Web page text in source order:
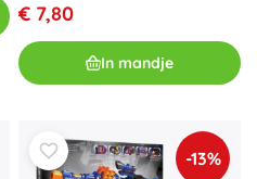
€ 7,80
In mandje
-13%